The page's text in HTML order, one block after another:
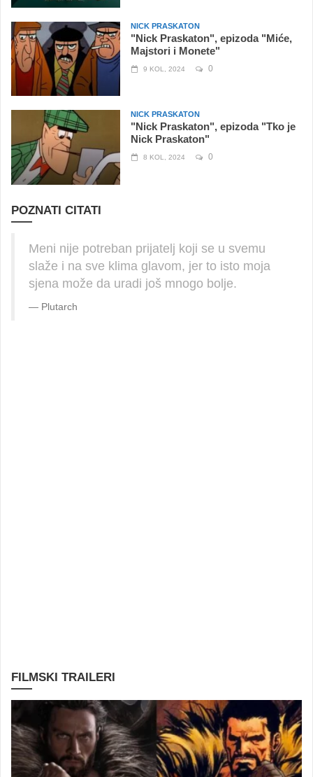
NICK PRASKATON
"Nick Praskaton", epizoda "Miće,
Majstori i Monete"
9 KOL, 2024 0
NICK PRASKATON
"Nick Praskaton", epizoda "Tko je
Nick Praskaton"
8 KOL, 2024 0
POZNATI CITATI
Meni nije potreban prijatelj koji se u svemu
slaže i na sve klima glavom, jer to isto moja
sjena može da uradi još mnogo bolje.
Plutarch
FILMSKI TRAILERI